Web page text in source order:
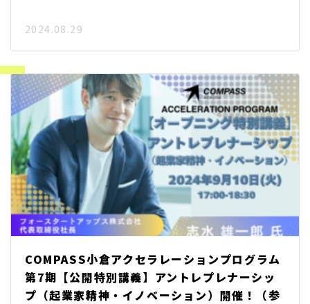
2024.08.29
COMPASS小倉アクセラレーションプログラム
第7期【公開特別講義】アントレプレナーシッ
プ（起業家精神・イノベーション）開催！（参